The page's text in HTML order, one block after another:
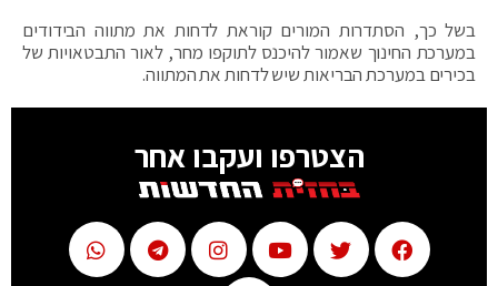
בשל כך, הסתדרות המורים קוראת לדחות את מתווה הבידודים
במערכת החינוך שאמור להיכנס לתוקפו מחר, לאור התבטאויות של
בכירים במערכת הבריאות שיש לדחות את המתווה.
הצטרפו ועקבו אחר